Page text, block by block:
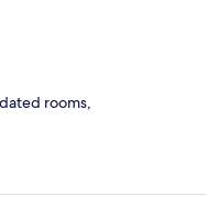
rooms,